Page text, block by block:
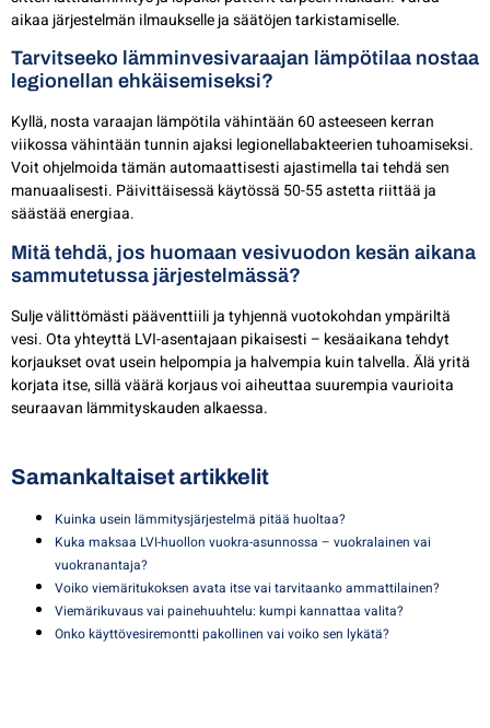
aikaa järjestelmän ilmaukselle ja säätöjen tarkistamiselle.
Tarvitseeko lämminvesivaraajan lämpötilaa nostaa
legionellan ehkäisemiseksi?
Kyllä, nosta varaajan lämpötila vähintään 60 asteeseen kerran
viikossa vähintään tunnin ajaksi legionellabakteerien tuhoamiseksi.
Voit ohjelmoida tämän automaattisesti ajastimella tai tehdä sen
manuaalisesti. Päivittäisessä käytössä 50-55 astetta riittää ja
säästää energiaa.
Mitä tehdä, jos huomaan vesivuodon kesän aikana
sammutetussa järjestelmässä?
Sulje välittömästi pääventtiili ja tyhjennä vuotokohdan ympäriltä
vesi. Ota yhteyttä LVI-asentajaan pikaisesti – kesäaikana tehdyt
korjaukset ovat usein helpompia ja halvempia kuin talvella. Älä yritä
korjata itse, sillä väärä korjaus voi aiheuttaa suurempia vaurioita
seuraavan lämmityskauden alkaessa.
Samankaltaiset artikkelit
Kuinka usein lämmitysjärjestelmä pitää huoltaa?
Kuka maksaa LVI-huollon vuokra-asunnossa – vuokralainen vai
vuokranantaja?
Voiko viemäritukoksen avata itse vai tarvitaanko ammattilainen?
Viemärikuvaus vai painehuuhtelu: kumpi kannattaa valita?
Onko käyttövesiremontti pakollinen vai voiko sen lykätä?